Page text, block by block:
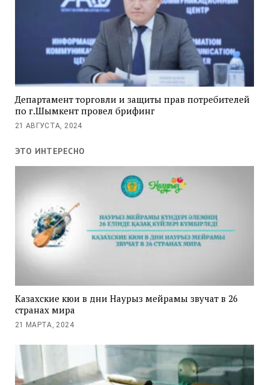
Департамент торговли и защиты прав потребителей
по г.Шымкент провел брифинг
21 АВГУСТА, 2024
ЭТО ИНТЕРЕСНО
Казахские кюи в дни Наурыз мейрамы звучат в 26
странах мира
21 МАРТА, 2024